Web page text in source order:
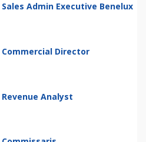
Sales Admin Executive Benelux
Commercial Director
Revenue Analyst